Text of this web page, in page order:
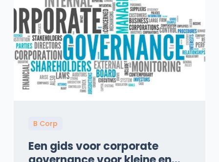
B Corp
Een gids voor corporate